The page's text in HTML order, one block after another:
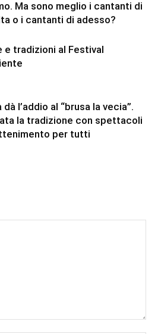
Ma sono meglio i cantanti di
o i cantanti di adesso?
e tradizioni al Festival
dà l’addio al “brusa la vecia”.
la tradizione con spettacoli
per tutti